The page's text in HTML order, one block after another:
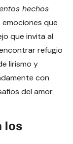
hechos
que
que invita al
refugio
lirismo y
con
del amor.
los